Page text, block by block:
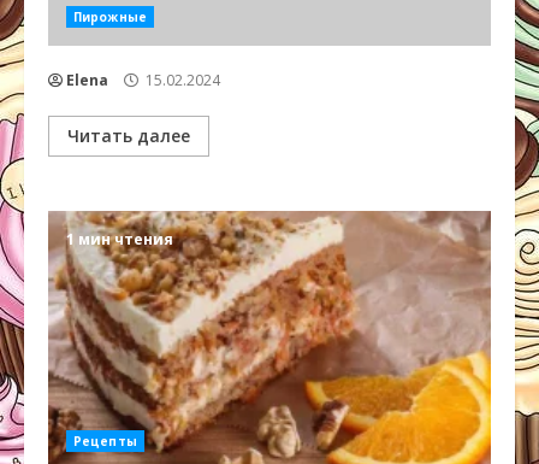
Пирожные
Elena 15.02.2024
Читать далее
1 мин чтения
Рецепты